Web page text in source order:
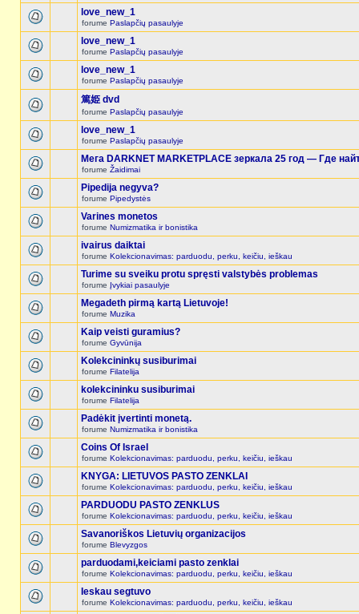
love_new_1
forume Paslapčių pasaulyje
love_new_1
forume Paslapčių pasaulyje
love_new_1
forume Paslapčių pasaulyje
篤姫 dvd
forume Paslapčių pasaulyje
love_new_1
forume Paslapčių pasaulyje
Мега DARKNET MARKETPLACE зеркала 25 год — Где
forume Žaidimai
Pipedija negyva?
forume Pipedystės
Varines monetos
forume Numizmatika ir bonistika
ivairus daiktai
forume Kolekcionavimas: parduodu, perku, keičiu, ieškau
Turime su sveiku protu spręsti valstybės problemas
forume Įvykiai pasaulyje
Megadeth pirmą kartą Lietuvoje!
forume Muzika
Kaip veisti guramius?
forume Gyvūnija
Kolekcininkų susiburimai
forume Filatelija
kolekcininku susiburimai
forume Filatelija
Padėkit įvertinti monetą.
forume Numizmatika ir bonistika
Coins Of Israel
forume Kolekcionavimas: parduodu, perku, keičiu, ieškau
KNYGA: LIETUVOS PASTO ZENKLAI
forume Kolekcionavimas: parduodu, perku, keičiu, ieškau
PARDUODU PASTO ZENKLUS
forume Kolekcionavimas: parduodu, perku, keičiu, ieškau
Savanoriškos Lietuvių organizacijos
forume Blevyzgos
parduodami,keiciami pasto zenklai
forume Kolekcionavimas: parduodu, perku, keičiu, ieškau
Ieskau segtuvo
forume Kolekcionavimas: parduodu, perku, keičiu, ieškau